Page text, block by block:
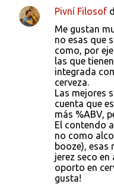
Pivní Filosof
Me gustan
no esas que
como, por
las que
integrada
cerveza.
Las mejores
cuenta que
más %ABV,
El contendo
no como
booze), esas
jerez seco en
oporto en
gusta!